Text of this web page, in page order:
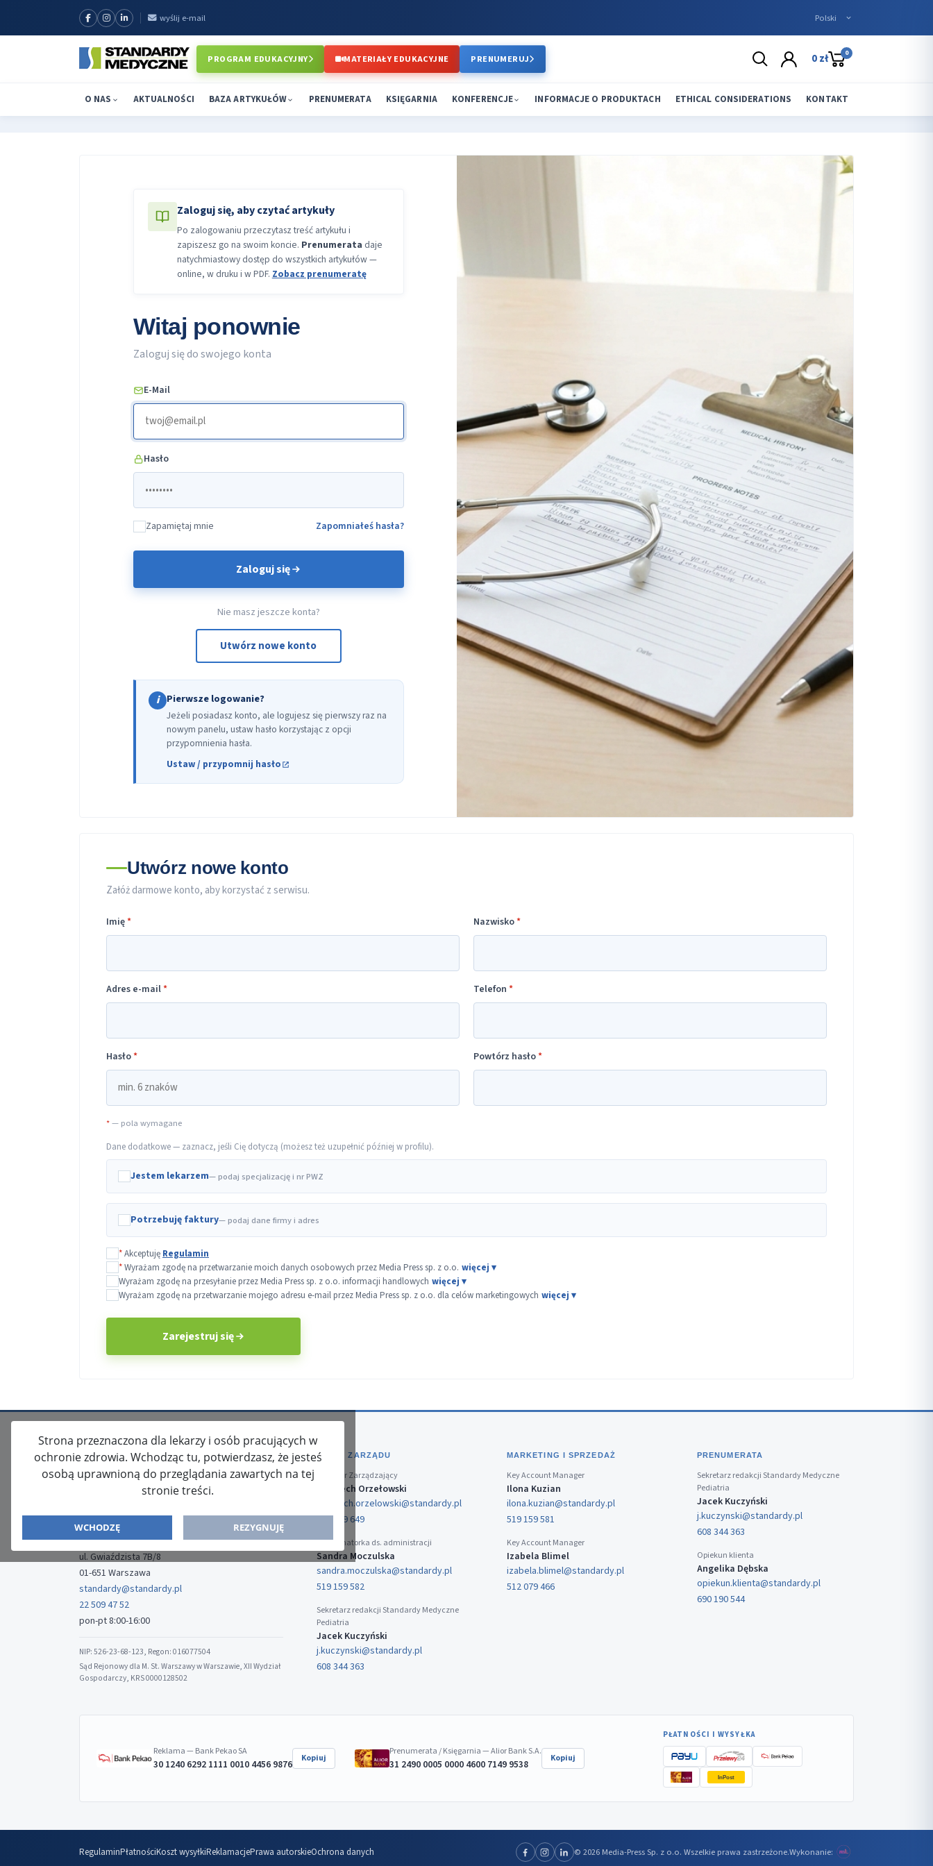
wyślij e-mail
PROGRAM EDUKACYJNY MATERIAŁY EDUKACYJNE PRENUMERUJ 0 zł 0
O NAS AKTUALNOŚCI BAZA ARTYKUŁÓW PRENUMERATA KSIĘGARNIA KONFERENCJE INFORMACJE O PRODUKTACH ETHICAL CONSIDERATIONS KONTAKT
Zaloguj się, aby czytać artykuły
Po zalogowaniu przeczytasz treść artykułu i
zapiszesz go na swoim koncie. Prenumerata daje
natychmiastowy dostęp do wszystkich artykułów —
online, w druku i w PDF. Zobacz prenumeratę
Witaj ponownie
Zaloguj się do swojego konta
E-Mail
Hasło
Zapamiętaj mnie Zapomniałeś hasła?
Zaloguj się
Nie masz jeszcze konta?
Utwórz nowe konto
i Pierwsze logowanie?
Jeżeli posiadasz konto, ale logujesz się pierwszy raz na
nowym panelu, ustaw hasło korzystając z opcji
przypomnienia hasła.
Ustaw / przypomnij hasło
Utwórz nowe konto
Załóż darmowe konto, aby korzystać z serwisu.
Imię* Nazwisko*
Adres e-mail* Telefon *
Hasło* Powtórz hasło*
*— pola wymagane
Dane dodatkowe — zaznacz, jeśli Cię dotyczą (możesz też uzupełnić później w profilu).
Jestem lekarzem— podaj specjalizację i nr PWZ
Potrzebuję faktury— podaj dane firmy i adres
*Akceptuję Regulamin
*Wyrażam zgodę na przetwarzanie moich danych osobowych przez Media Press sp. z o.o.
Wyrażam zgodę na przesyłanie przez Media Press sp. z o.o. informacji handlowych
Wyrażam zgodę na przetwarzanie mojego adresu e-mail przez Media Press sp. z o.o. dla celów marketingowych
Zarejestruj się
Strona przeznaczona dla lekarzy i osób pracujących w
ochronie zdrowia. Wchodząc tu, potwierdzasz, że jesteś
osobą uprawnioną do przeglądania zawartych na tej
stronie treści.
WCHODZĘ REZYGNUJĘ
ISSN: 2080-5438
Media-Press Sp. z o.o.
ul. Gwiaździsta 7B/8
01-651 Warszawa
standardy@standardy.pl
22 509 47 52
pon-pt 8:00-16:00
NIP: 526-23-68-123, Regon: 016077504
Sąd Rejonowy dla M. St. Warszawy w Warszawie, XII Wydział
Gospodarczy, KRS 0000128502
BIURO ZARZĄDU
Dyrektor Zarządzający
Wojciech Orzełowski
wojciech.orzelowski@standardy.pl
519 159 649
Koordynatorka ds. administracji
Sandra Moczulska
sandra.moczulska@standardy.pl
519 159 582
Sekretarz redakcji Standardy Medyczne
Pediatria
Jacek Kuczyński
j.kuczynski@standardy.pl
608 344 363
MARKETING I SPRZEDAŻ
Key Account Manager
Ilona Kuzian
ilona.kuzian@standardy.pl
519 159 581
Key Account Manager
Izabela Blimel
izabela.blimel@standardy.pl
512 079 466
PRENUMERATA
Sekretarz redakcji Standardy Medyczne
Pediatria
Jacek Kuczyński
j.kuczynski@standardy.pl
608 344 363
Opiekun klienta
Angelika Dębska
opiekun.klienta@standardy.pl
690 190 544
Reklama — Bank Pekao SA
30 1240 6292 1111 0010 4456 9876 Kopiuj
Prenumerata / Księgarnia — Alior Bank S.A.
31 2490 0005 0000 4600 7149 9538 Kopiuj
PŁATNOŚCI I WYSYŁKA
InPost
RegulaminPłatnościKoszt wysyłkiReklamacjePrawa autorskieOchrona danych © 2026 Media-Press Sp. z o.o. Wszelkie prawa zastrzeżone.Wykonanie: